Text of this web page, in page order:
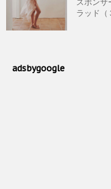
ラッド（
adsbygoogle